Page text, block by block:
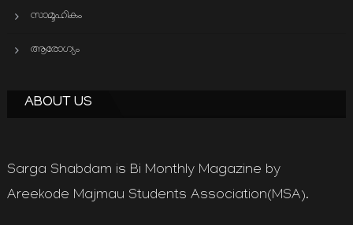
സാമൂഹികം
ആരോഗ്യം
ABOUT US
Sarga Shabdam is Bi Monthly Magazine by
Areekode Majmau Students Association(MSA).